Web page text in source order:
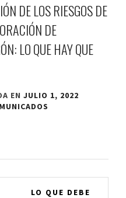
DE LOS RIESGOS DE
DE
LO QUE HAY QUE
ENJULIO 1, 2022
LO QUE DEBE